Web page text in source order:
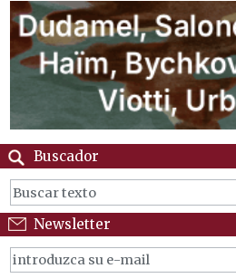
Buscador
Newsletter